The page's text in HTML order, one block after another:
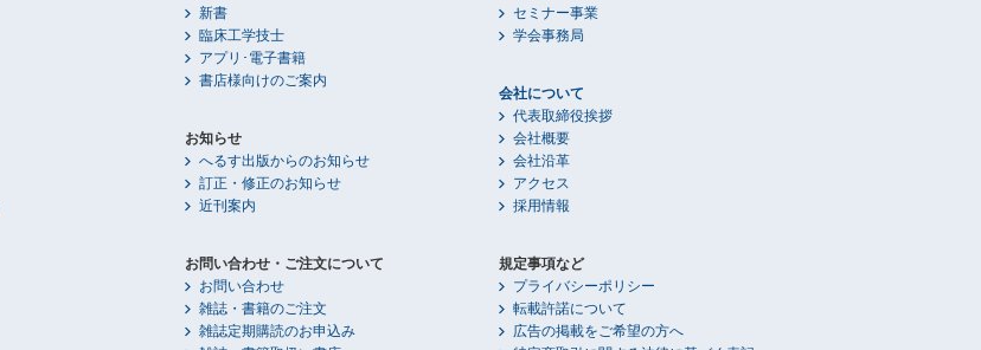
新書
臨床工学技士
アプリ･電子書籍
書店様向けのご案内
お知らせ
へるす出版からのお知らせ
訂正・修正のお知らせ
近刊案内
お問い合わせ・ご注文について
お問い合わせ
雑誌・書籍のご注文
雑誌定期購読のお申込み
セミナー事業
学会事務局
会社について
代表取締役挨拶
会社概要
会社沿革
アクセス
採用情報
規定事項など
プライバシーポリシー
転載許諾について
広告の掲載をご希望の方へ